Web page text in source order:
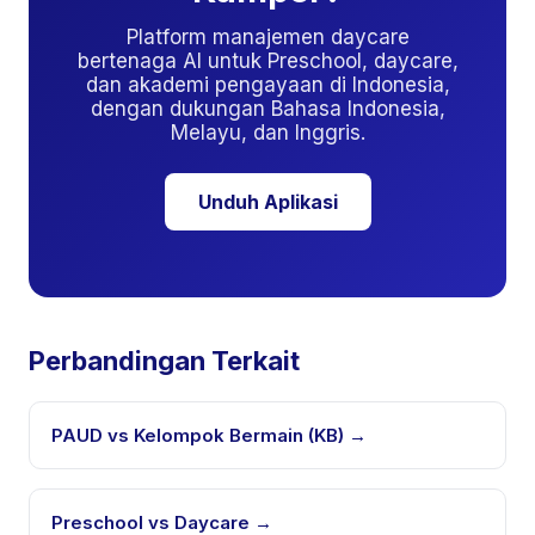
Platform manajemen daycare
bertenaga AI untuk Preschool, daycare,
dan akademi pengayaan di Indonesia,
dengan dukungan Bahasa Indonesia,
Melayu, dan Inggris.
Unduh Aplikasi
Perbandingan Terkait
PAUD vs Kelompok Bermain (KB) →
Preschool vs Daycare →